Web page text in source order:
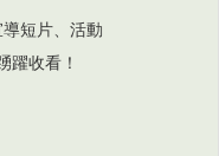
短片、活動
躍收看！